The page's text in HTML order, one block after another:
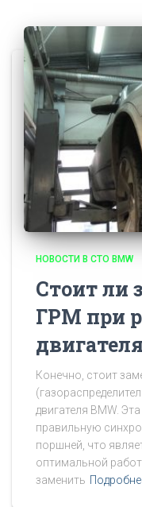
НОВОСТИ В СТО BMW
Стоит ли
ГРМ при
Конечно, стоит
двигателя BMW.
правильную
поршней, что
оптимальной
заменить